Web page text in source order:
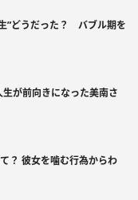
”どうだった？ バブル期を
生が前向きになった美南さ
？ 彼女を噛む行為からわ